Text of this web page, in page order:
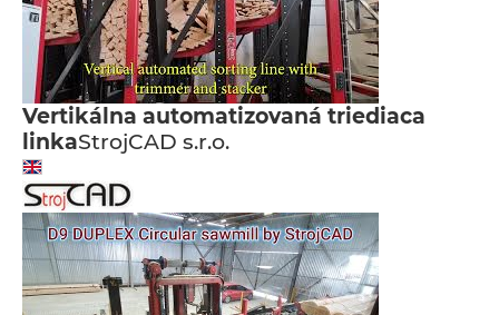
Vertikálna automatizovaná triediaca
linkaStrojCAD s.r.o.